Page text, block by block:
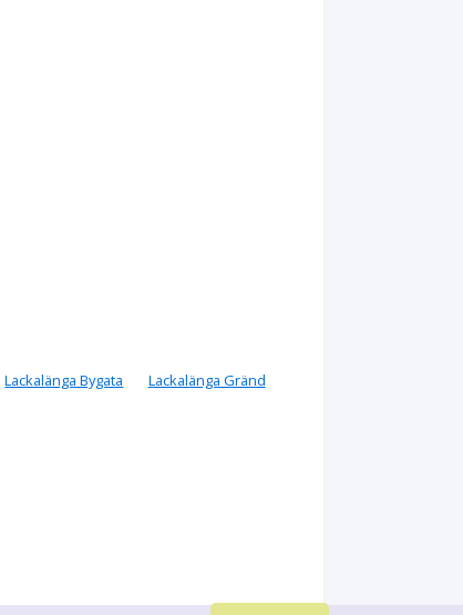
Lackalänga Bygata
Lackalänga Gränd